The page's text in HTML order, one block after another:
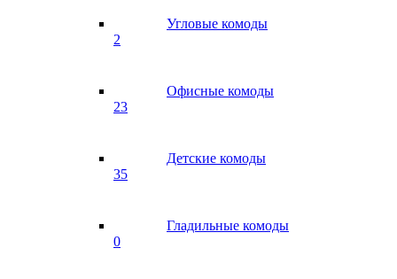
Угловые комоды
2
Офисные комоды
23
Детские комоды
35
Гладильные комоды
0